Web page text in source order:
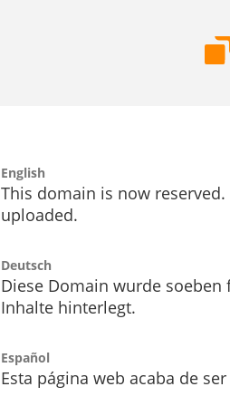
English
This domain is now
uploaded.
Deutsch
Diese Domain wurde
Inhalte hinterlegt.
Español
Esta página web acaba de